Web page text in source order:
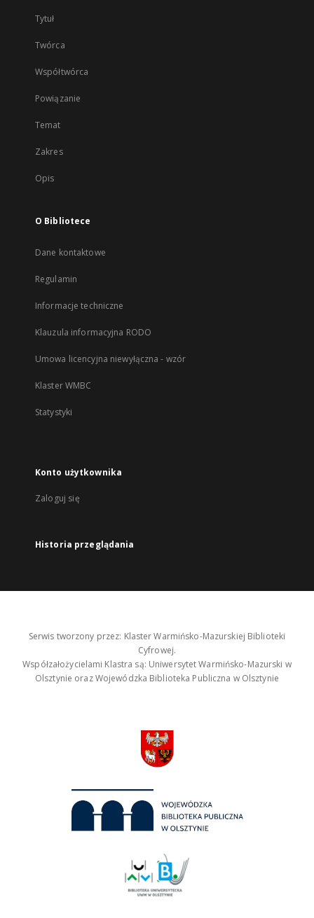
Tytuł
Twórca
Współtwórca
Powiązanie
Temat
Zakres
Opis
O Bibliotece
Dane kontaktowe
Regulamin
Informacje techniczne
Klauzula informacyjna RODO
Umowa licencyjna niewyłączna - wzór
Klaster WMBC
Statystyki
Konto użytkownika
Zaloguj się
Historia przeglądania
Serwis tworzony przez: Klaster Warmińsko-Mazurskiej Biblioteki
Cyfrowej.
Współzałożycielami Klastra są: Uniwersytet Warmińsko-Mazurski w
Olsztynie oraz Wojewódzka Biblioteka Publiczna w Olsztynie